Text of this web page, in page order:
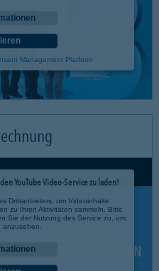
Management Platform
YouTube Video-Service zu laden!
Drittanbieters, um Videoinhalte
zu Ihren Aktivitäten sammeln. Bitte
Sie der Nutzung des Service zu, um